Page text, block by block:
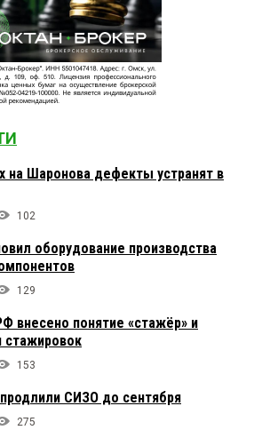
на Шаронова дефекты устранят в
102
оборудование производства
129
внесено понятие «стажёр» и
стажировок
153
СИЗО до сентября
275